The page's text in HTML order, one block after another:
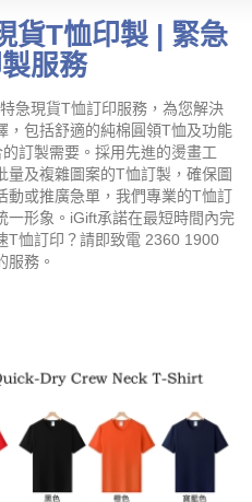
貨T恤印製 | 緊急
服務
急現貨T恤訂印服務，為您解決
，包括舒適的純棉圓領T恤及功能
訂製需要。採用先進的燙畫工
量及複雜圖案的T恤訂製，確保圖
動或推廣急單，我們專業的T恤訂
一形象。iGift承諾在最短時間內完
T恤訂印？請即致電 2360 1900
服務。